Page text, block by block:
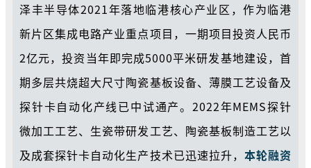
泽丰半导体2021年落地临港核心产业区，作为临港
新片区集成电路产业重点项目，一期项目投资人民币
2亿元，投资当年即完成5000平米研发基地建设，首
期多层共烧超大尺寸陶瓷基板设备、薄膜工艺设备及
探针卡自动化产线已中试通产。2022年MEMS探针
微加工工艺、生瓷带研发工艺、陶瓷基板制造工艺以
及成套探针卡自动化生产技术已迅速拉升， 本轮融资